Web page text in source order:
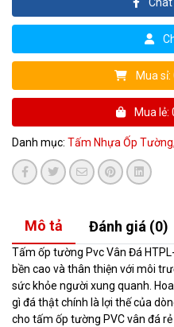
Mua
Mua lẻ:
Danh mục: Tấm Nhựa Ốp Tường,
Mô tả Đánh giá (0)
Tấm ốp tường Pvc Vân Đá
bền cao và thân thiện với môi
sức khỏe người xung quanh.
gì đá thật chính là lợi thế của
cho tấm ốp tường PVC vân đá